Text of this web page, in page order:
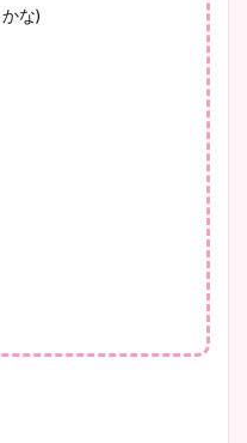
宇賀神メグアナのニット画像
まとめ！足も美脚でカップも
池谷実悠アナのメガネ画像が
かわいい！カップや水着姿も
かな)